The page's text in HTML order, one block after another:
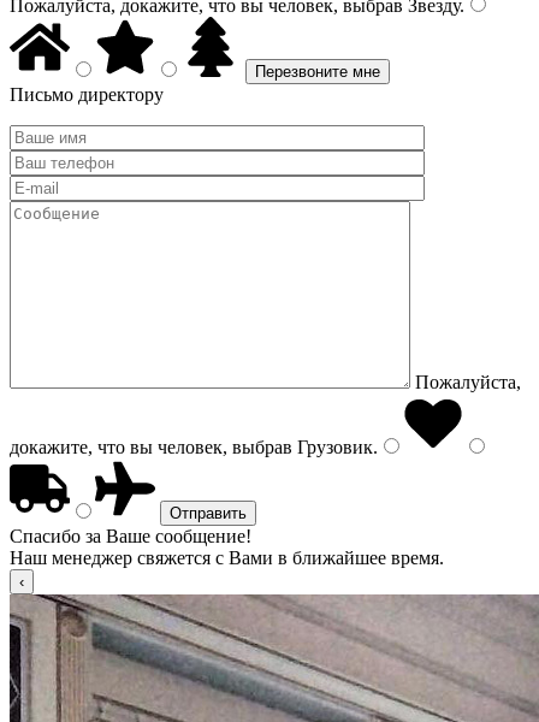
Пожалуйста, докажите, что вы человек, выбрав Звезду.
Письмо директору
Пожалуйста,
докажите, что вы человек, выбрав Грузовик.
Спасибо за Ваше сообщение!
Наш менеджер свяжется с Вами в ближайшее время.